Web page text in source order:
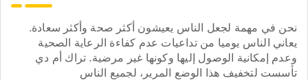
نحن في مهمة لجعل الناس يعيشون أكثر صحة وأكثر سعادة.
يعاني الناس يوميا من تداعيات عدم كفاءة الرعاية الصحية
وعدم إمكانية الوصول إليها وكونها غير مرضية. تراك أم دي
تأسست لتخفيف هذا الوضع المرير، لجميع الناس